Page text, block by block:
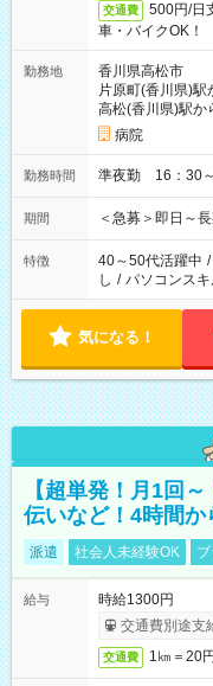
交通費
500円/
車・バイクOK！
勤務地
香川県高松市
片原町(香川県)駅
高松(香川県)駅か
病院
勤務時間 準夜勤 16：30
期間 ＜急募＞即日～
特徴 40～50代活躍中 /
し / パソコンス
気になる！
【超単発！月1回
伝いなど！4時間か
派遣 社会人未経験OK
給与
時給1300円
交通費別途支
交通費 1㎞＝20